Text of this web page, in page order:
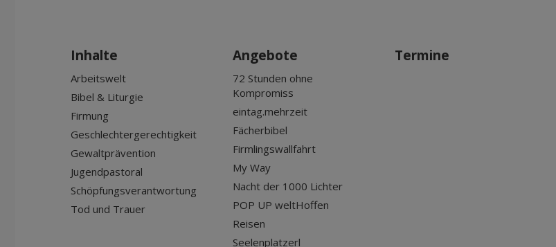
Inhalte
Arbeitswelt
Bibel & Liturgie
Firmung
Geschlechtergerechtigkeit
Gewaltprävention
Jugendpastoral
Schöpfungsverantwortung
Tod und Trauer
Angebote
72 Stunden ohne
Kompromiss
eintag.mehrzeit
Fächerbibel
Firmlingswallfahrt
My Way
Nacht der 1000 Lichter
POP UP weltHoffen
Reisen
Seelenplatzerl
Termine